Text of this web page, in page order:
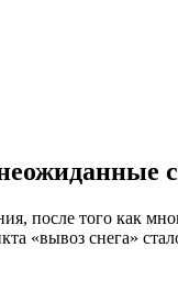
после того как
«вывоз снега»